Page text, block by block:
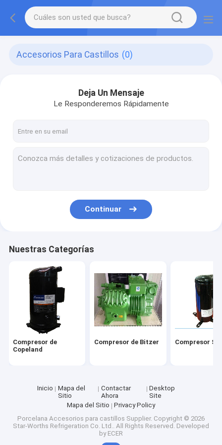
Accesorios Para Castillos (0)
Deja Un Mensaje
Le Responderemos Rápidamente
Continuar
Nuestras Categorías
Compresor de
Copeland
Compresor de Bitzer Compresor
Inicio
Mapa del
Sitio
Contactar
Ahora
Desktop
Site
Mapa del Sitio
Privacy Policy
Porcelana Accesorios para castillos Supplier. Copyright © 2026
Star-Worths Refrigeration Co. Ltd.. All Rights Reserved. Developed
by ECER